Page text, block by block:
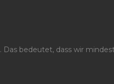
bedeutet, dass wir